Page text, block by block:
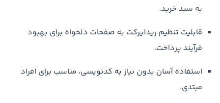
به سبد خرید.
قابلیت تنظیم ریدایرکت به صفحات دلخواه برای بهبود
فرآیند پرداخت.
استفاده آسان بدون نیاز به کدنویسی، مناسب برای افراد
مبتدی.